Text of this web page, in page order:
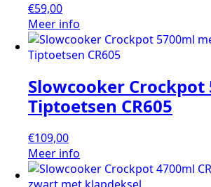
€59,00
Meer info
Slowcooker
Tiptoetsen CR605
€109,00
Meer info